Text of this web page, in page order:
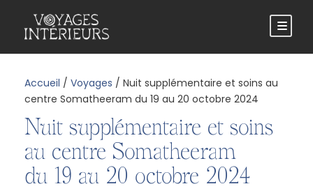
Accueil / Voyages / Nuit supplémentaire et soins au
centre Somatheeram du 19 au 20 octobre 2024
Nuit supplémentaire et soins
au centre Somatheeram
du 19 au 20 octobre 2024